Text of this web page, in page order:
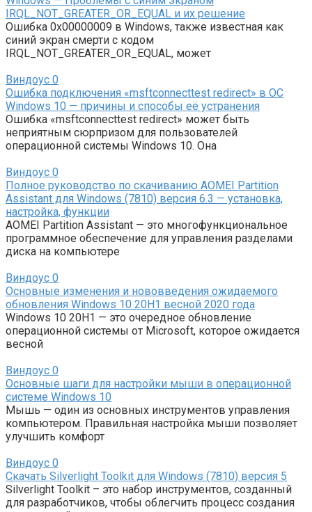
IRQL_NOT_GREATER_OR_EQUAL и их решение
Ошибка 0x00000009 в Windows, также известная как
синий экран смерти с кодом
IRQL_NOT_GREATER_OR_EQUAL, может
Виндоус 0
Ошибка подключения «msftconnecttest redirect» в ОС
Windows 10 — причины и способы её устранения
Ошибка «msftconnecttest redirect» может быть
неприятным сюрпризом для пользователей
операционной системы Windows 10. Она
Виндоус 0
Полное руководство по скачиванию AOMEI Partition
Assistant для Windows (7810) версия 6.3 — установка,
настройка, функции
AOMEI Partition Assistant — это многофункциональное
программное обеспечение для управления разделами
диска на компьютере
Виндоус 0
Основные изменения и нововведения ожидаемого
обновления Windows 10 20H1 весной 2020 года
Windows 10 20H1 — это очередное обновление
операционной системы от Microsoft, которое ожидается
весной
Виндоус 0
Основные шаги для настройки мыши в операционной
системе Windows 10
Мышь — один из основных инструментов управления
компьютером. Правильная настройка мыши позволяет
улучшить комфорт
Виндоус 0
Скачать Silverlight Toolkit для Windows (7810) версия 5
Silverlight Toolkit – это набор инструментов, созданный
для разработчиков, чтобы облегчить процесс создания